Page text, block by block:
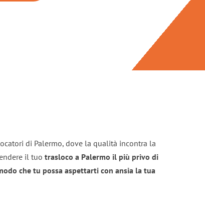
di Palermo, dove la qualità incontra la
il tuo trasloco a Palermo il più privo di
che tu possa aspettarti con ansia la tua